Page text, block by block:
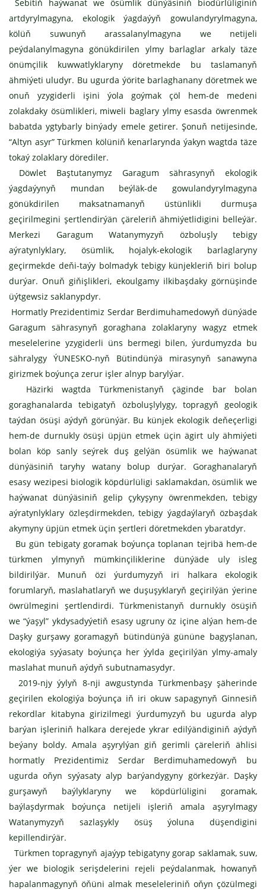
Sebitiň haýwanat we ösümlik dünýäsiniň biodürlüliginiň
artdyrylmagyna, ekologik ýagdaýyň gowulandyrylmagyna,
kölüň suwunyň arassalanylmagyna we netijeli
peýdalanylmagyna gönükdirilen ylmy barlaglar arkaly täze
önümçilik kuwwatlyklaryny döretmekde bu taslamanyň
ähmiýeti uludyr. Bu ugurda ýörite barlaghanany döretmek we
onuň yzygiderli işini ýola goýmak çöl hem-de medeni
zolakdaky ösümlikleri, miweli baglary ylmy esasda öwrenmek
babatda ygtybarly binýady emele getirer. Şonuň netijesinde,
“Altyn asyr” Türkmen kölüniň kenarlarynda ýakyn wagtda täze
tokaý zolaklary dörediler.
Döwlet Baştutanymyz Garagum sährasynyň ekologik
ýagdaýynyň mundan beýläk-de gowulandyrylmagyna
gönükdirilen maksatnamanyň üstünlikli durmuşa
geçirilmegini şertlendirýän çäreleriň ähmiýetlidigini belleýär.
Merkezi Garagum Watanymyzyň özboluşly tebigy
aýratynlyklary, ösümlik, hojalyk-ekologik barlaglaryny
geçirmekde deňi-taýy bolmadyk tebigy künjekleriň biri bolup
durýar. Onuň giňişlikleri, ekoulgamy ilkibaşdaky görnüşinde
üýtgewsiz saklanypdyr.
Hormatly Prezidentimiz Serdar Berdimuhamedowyň dünýäde
Garagum sährasynyň goraghana zolaklaryny wagyz etmek
meselelerine yzygiderli üns bermegi bilen, ýurdumyzda bu
sähralygy ÝUNESKO-nyň Bütindünýä mirasynyň sanawyna
girizmek boýunça zerur işler alnyp barylýar.
Häzirki wagtda Türkmenistanyň çäginde bar bolan
goraghanalarda tebigatyň özboluşlylygy, topragyň geologik
taýdan ösüşi aýdyň görünýär. Bu künjek ekologik deňeçerligi
hem-de durnukly ösüşi üpjün etmek üçin ägirt uly ähmiýeti
bolan köp sanly seýrek duş gelýän ösümlik we haýwanat
dünýäsiniň taryhy watany bolup durýar. Goraghanalaryň
esasy wezipesi biologik köpdürlüligi saklamakdan, ösümlik we
haýwanat dünýäsiniň gelip çykyşyny öwrenmekden, tebigy
aýratynlyklary özleşdirmekden, tebigy ýagdaýlaryň özbaşdak
akymyny üpjün etmek üçin şertleri döretmekden ybaratdyr.
Bu gün tebigaty goramak boýunça toplanan tejribä hem-de
türkmen ylmynyň mümkinçiliklerine dünýäde uly isleg
bildirilýär. Munuň özi ýurdumyzyň iri halkara ekologik
forumlaryň, maslahatlaryň we duşuşyklaryň geçirilýän ýerine
öwrülmegini şertlendirdi. Türkmenistanyň durnukly ösüşiň
we “ýaşyl” ykdysadyýetiň esasy ugruny öz içine alýan hem-de
Daşky gurşawy goramagyň bütindünýä gününe bagyşlanan,
ekologiýa syýasaty boýunça her ýylda geçirilýän ylmy-amaly
maslahat munuň aýdyň subutnamasydyr.
2019-njy ýylyň 8-nji awgustynda Türkmenbaşy şäherinde
geçirilen ekologiýa boýunça iň iri okuw sapagynyň Ginnesiň
rekordlar kitabyna girizilmegi ýurdumyzyň bu ugurda alyp
barýan işleriniň halkara derejede ykrar edilýändiginiň aýdyň
beýany boldy. Amala aşyrylýan giň gerimli çäreleriň ählisi
hormatly Prezidentimiz Serdar Berdimuhamedowyň bu
ugurda oňyn syýasaty alyp barýandygyny görkezýär. Daşky
gurşawyň baýlyklaryny we köpdürlüligini goramak,
baýlaşdyrmak boýunça netijeli işleriň amala aşyrylmagy
Watanymyzyň sazlaşykly ösüş ýoluna düşendigini
kepillendirýär.
Türkmen topragynyň ajaýyp tebigatyny gorap saklamak, suw,
ýer we biologik serişdelerini rejeli peýdalanmak, howanyň
hapalanmagynyň öňüni almak meseleleriniň oňyn çözülmegi